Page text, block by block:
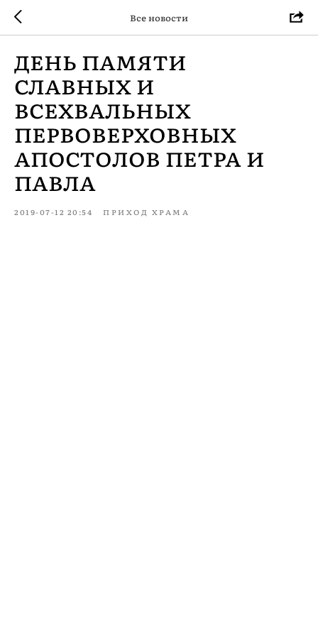
Все новости
ДЕНЬ ПАМЯТИ
СЛАВНЫХ И
ВСЕХВАЛЬНЫХ
ПЕРВОВЕРХОВНЫХ
АПОСТОЛОВ ПЕТРА И
ПАВЛА
2019-07-12 20:54 ПРИХОД ХРАМА